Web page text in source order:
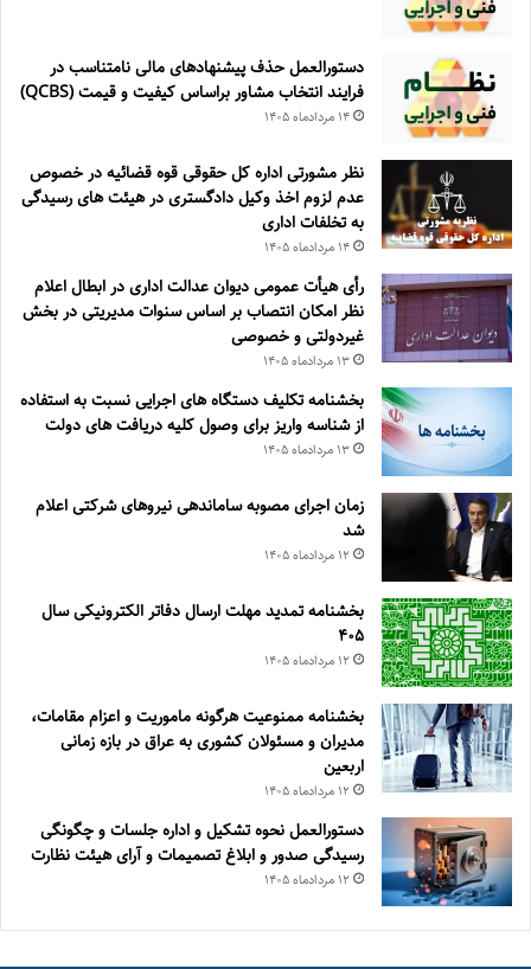
دستورالعمل حذف پيشنهادهای مالی نامتناسب در
فرايند انتخاب مشاور براساس كيفيت و قيمت (QCBS)
۱۴ مرداد‌ماه ۱۴۰۵
نظر مشورتی اداره کل حقوقی قوه قضائیه در خصوص
عدم لزوم اخذ وکیل دادگستری در هیئت های رسیدگی
به تخلفات اداری
۱۴ مرداد‌ماه ۱۴۰۵
رأی هیأت عمومی دیوان عدالت اداری در ابطال اعلام
نظر امکان انتصاب بر اساس سنوات مدیریتی در بخش
غیردولتی و خصوصی
۱۳ مرداد‌ماه ۱۴۰۵
بخشنامه تکلیف دستگاه های اجرایی نسبت به استفاده
از شناسه واریز برای وصول کلیه دریافت های دولت
۱۳ مرداد‌ماه ۱۴۰۵
زمان اجرای مصوبه ساماندهی نیروهای شرکتی اعلام
شد
۱۲ مرداد‌ماه ۱۴۰۵
بخشنامه تمدید مهلت ارسال دفاتر الکترونیکی سال
۴۰۵
۱۲ مرداد‌ماه ۱۴۰۵
بخشنامه ممنوعیت هرگونه ماموریت و اعزام مقامات،
مدیران و مسئولان کشوری به عراق در بازه زمانی
اربعین
۱۲ مرداد‌ماه ۱۴۰۵
دستورالعمل نحوه تشکیل و اداره جلسات و چگونگی
رسیدگی صدور و ‏ابلاغ تصمیمات و‎ ‎آرای هیئت نظارت
۱۲ مرداد‌ماه ۱۴۰۵